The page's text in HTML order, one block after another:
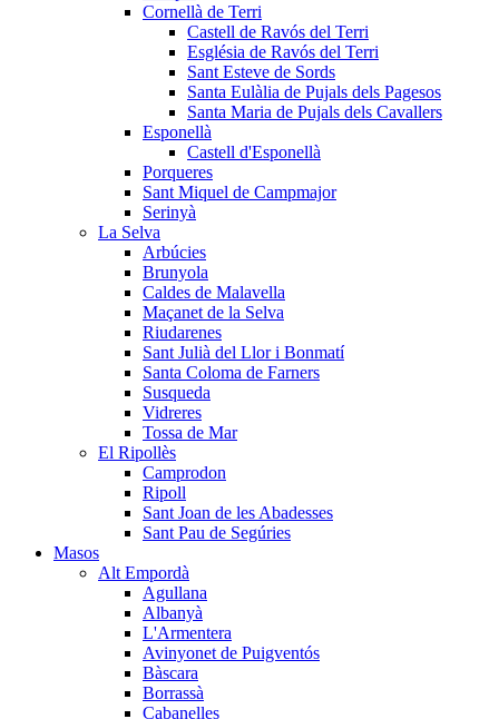
Cornellà de Terri
Castell de Ravós del Terri
Església de Ravós del Terri
Sant Esteve de Sords
Santa Eulàlia de Pujals dels Pagesos
Santa Maria de Pujals dels Cavallers
Esponellà
Castell d'Esponellà
Porqueres
Sant Miquel de Campmajor
Serinyà
La Selva
Arbúcies
Brunyola
Caldes de Malavella
Maçanet de la Selva
Riudarenes
Sant Julià del Llor i Bonmatí
Santa Coloma de Farners
Susqueda
Vidreres
Tossa de Mar
El Ripollès
Camprodon
Ripoll
Sant Joan de les Abadesses
Sant Pau de Segúries
Masos
Alt Empordà
Agullana
Albanyà
L'Armentera
Avinyonet de Puigventós
Bàscara
Borrassà
Cabanelles